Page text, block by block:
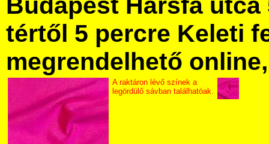
tértől 5 percre Keleti
megrendelhető
A raktáron lévő színek a
legördülő sávban találhatóak.